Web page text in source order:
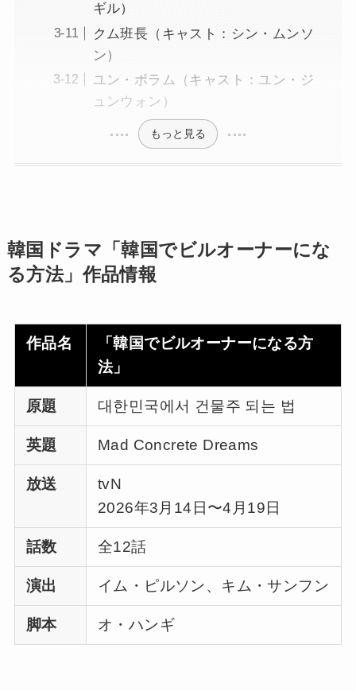
ギル）
クム班長（キャスト：シン・ムンソ
ン）
ユン・ボラム（キャスト：ユン・ジ
ュンウォン）
もっと見る
韓国ドラマ「韓国でビルオーナーにな
る方法」作品情報
作品名
「韓国でビルオーナーになる方
法」
原題 대한민국에서 건물주 되는 법
英題 Mad Concrete Dreams
放送
tvN
2026年3月14日〜4月19日
話数 全12話
演出 イム・ピルソン、キム・サンフン
脚本 オ・ハンギ